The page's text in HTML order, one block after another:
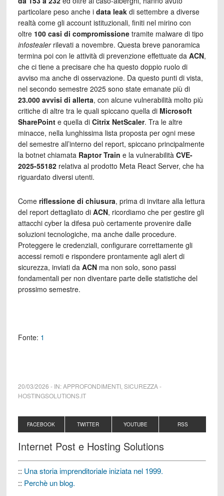
particolare peso anche i data leakdi settembre a diverse
realtà come gli account istituzionali, finiti nel mirino con
oltre 100 casi di compromissionetramite malware di tipo
infostealerrilevati a novembre. Questa breve panoramica
termina poi con le attività di prevenzione effettuate da ACN,
che ci tiene a precisare che ha questo doppio ruolo di
avviso ma anche di osservazione. Da questo punti di vista,
nel secondo semestre 2025 sono state emanate più di
23.000 avvisi di allerta, con alcune vulnerabilità molto più
critiche di altre tra le quali spiccano quella di Microsoft
SharePointe quella di Citrix NetScaler. Tra le altre
minacce, nella lunghissima lista proposta per ogni mese
del semestre all’interno del report, spiccano principalmente
la botnet chiamata Raptor Train e la vulnerabilità CVE-
2025-55182relativa al prodotto Meta React Server, che ha
riguardato diversi utenti.
Come riflessione di chiusura, prima di invitare alla lettura
del report dettagliato di ACN, ricordiamo che per gestire gli
attacchi cyber la difesa può certamente provenire dalle
soluzioni tecnologiche, ma anche dalle procedure.
Proteggere le credenziali, configurare correttamente gli
accessi remoti e rispondere prontamente agli alert di
sicurezza, inviati da ACNma non solo, sono passi
fondamentali per non diventare parte delle statistiche del
prossimo semestre.
Fonte: 1
20/03/2026 - IN:APPROFONDIMENTI, SICUREZZA-
HOSTINGSOLUTIONS.IT
FACEBOOK TWITTER YOUTUBE RSS
Internet Post e Hosting Solutions
:: Una storia imprenditoriale iniziata nel 1999.
:: Perchè un blog.